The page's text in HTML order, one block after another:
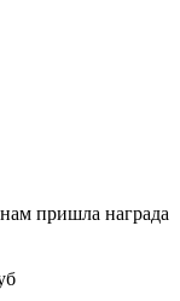
пришла награда